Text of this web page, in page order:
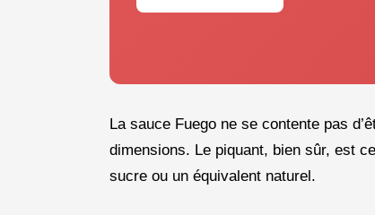
La sauce Fuego ne se contente pas
dimensions. Le piquant, bien sûr, est
sucre ou un équivalent naturel.